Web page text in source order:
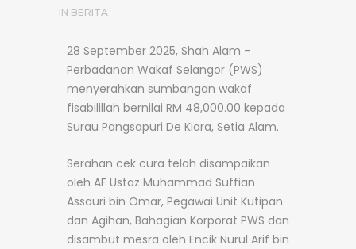
IN BERITA
28 September 2025, Shah Alam –
Perbadanan Wakaf Selangor (PWS)
menyerahkan sumbangan wakaf
fisabilillah bernilai RM 48,000.00 kepada
Surau Pangsapuri De Kiara, Setia Alam.
Serahan cek cura telah disampaikan
oleh AF Ustaz Muhammad Suffian
Assauri bin Omar, Pegawai Unit Kutipan
dan Agihan, Bahagian Korporat PWS dan
disambut mesra oleh Encik Nurul Arif bin